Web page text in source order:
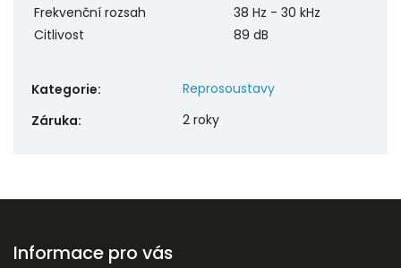
Frekvenční rozsah
38 Hz - 30 kHz
Citlivost
89 dB
Kategorie:
Reprosoustavy
Záruka: 2 roky
Informace pro vás